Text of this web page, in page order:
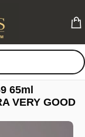
65ml
VERY GOOD